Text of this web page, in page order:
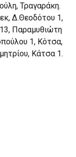
Τραγαράκη.
Δ.Θεοδότου 1,
Παραμυθιώτη
1, Κότσα,
Κάτσα 1.